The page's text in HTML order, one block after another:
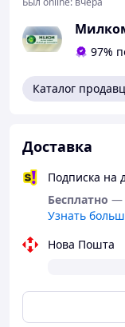
падений, но и от
97%
Каталог
Доставка
Подписка на
Бесплатно —
Узнать
Нова Пошта